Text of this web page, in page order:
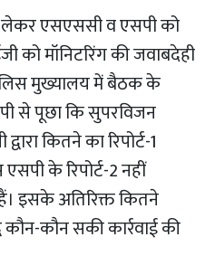
लेकर एसएससी व एसपी को
को मॉनिटरिंग की जवाबदेही
मुख्यालय में बैठक के
से पूछा कि सुपरविजन
कितने का रिपोर्ट-1
के रिपोर्ट-2 नहीं
इसके अतिरिक्त कितने
कौन सकी कार्रवाई की